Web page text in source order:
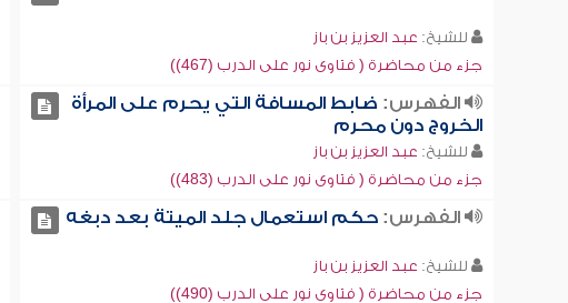
للشيخ: عبد العزيز بن باز
جزء من محاضرة ( فتاوى نور على الدرب (467))
الفهرس: ضابط المسافة التي يحرم على المرأة
الخروج دون محرم
للشيخ: عبد العزيز بن باز
جزء من محاضرة ( فتاوى نور على الدرب (483))
الفهرس:حكم استعمال جلد الميتة بعد دبغه
للشيخ: عبد العزيز بن باز
جزء من محاضرة ( فتاوى نور على الدرب (490))